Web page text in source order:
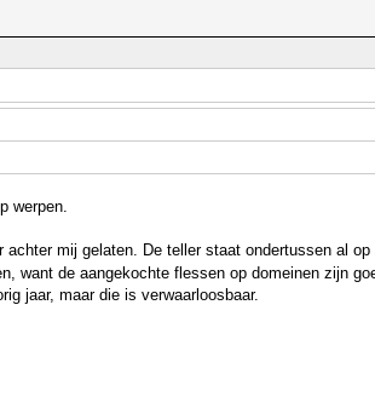
werpen.
mij gelaten. De teller staat ondertussen al op
want de aangekochte flessen op domeinen zijn
jaar, maar die is verwaarloosbaar.